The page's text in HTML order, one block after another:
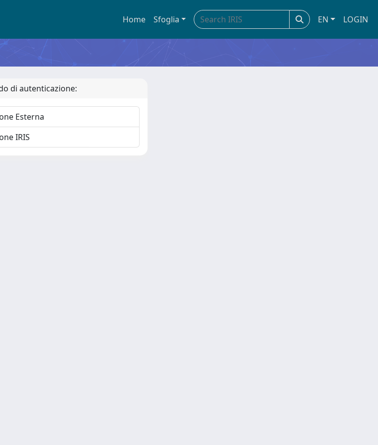
Home Sfoglia EN LOGIN
di autenticazione:
Esterna
IRIS